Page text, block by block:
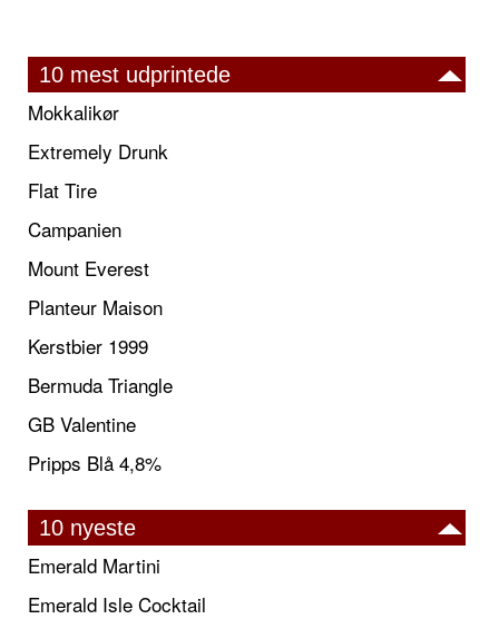
10 mest udprintede
Mokkalikør
Extremely Drunk
Flat Tire
Campanien
Mount Everest
Planteur Maison
Kerstbier 1999
Bermuda Triangle
GB Valentine
Pripps Blå 4,8%
10 nyeste
Emerald Martini
Emerald Isle Cocktail